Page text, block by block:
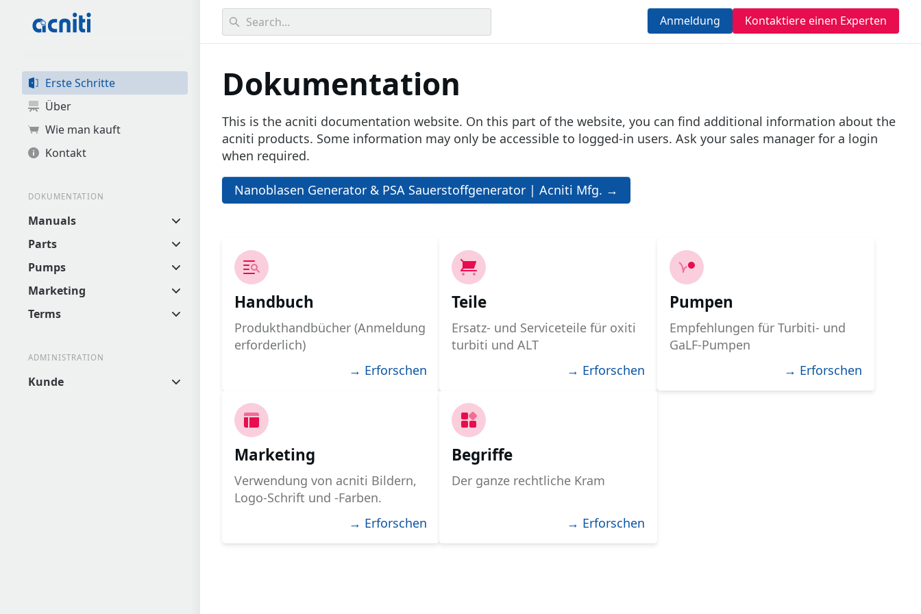
Erste Schritte
Über
Wie man kauft
Kontakt
DOKUMENTATION
Manuals
Parts
Pumps
Marketing
Terms
ADMINISTRATION
Kunde
0results found.
Anmeldung Kontaktiere einen Experten
Dokumentation
This is the acniti documentation website. On this part of the website, you can find additional information about the
acniti products. Some information may only be accessible to logged-in users. Ask your sales manager for a login
when required.
Nanoblasen Generator & PSA Sauerstoffgenerator | Acniti Mfg. →
Handbuch
Produkthandbücher (Anmeldung
erforderlich)
→ Erforschen
Teile
Ersatz- und Serviceteile für oxiti
turbiti und ALT
→ Erforschen
Pumpen
Empfehlungen für Turbiti- und
GaLF-Pumpen
→ Erforschen
Marketing
Verwendung von acniti Bildern,
Logo-Schrift und -Farben.
→ Erforschen
Begriffe
Der ganze rechtliche Kram
→ Erforschen